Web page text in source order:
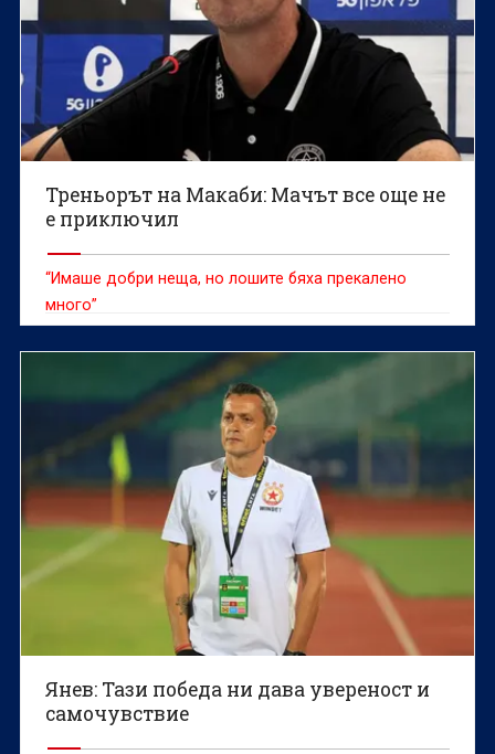
Треньорът на Макаби: Мачът все още не
е приключил
“Имаше добри неща, но лошите бяха прекалено
много”
Янев: Тази победа ни дава увереност и
самочувствие